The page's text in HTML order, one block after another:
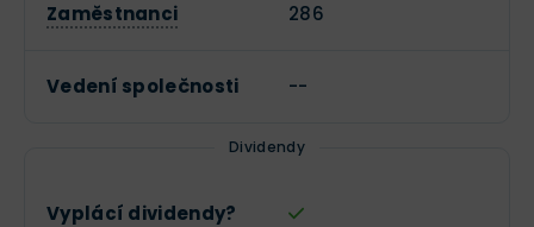
Zaměstnanci 286
Vedení společnosti --
Dividendy
Vyplácí dividendy?